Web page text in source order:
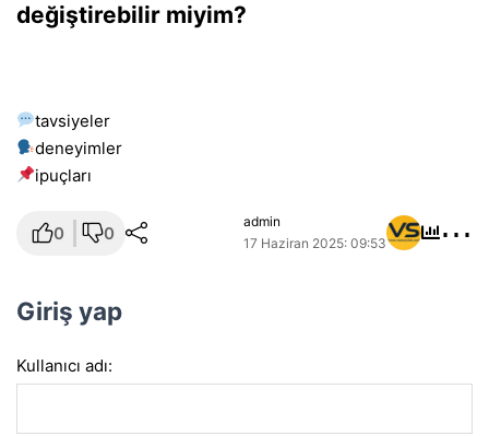
değiştirebilir miyim?
tavsiyeler
deneyimler
i̇puçları
0 0
admin
17 Haziran 2025: 09:53
⋯
Giriş yap
Kullanıcı adı: